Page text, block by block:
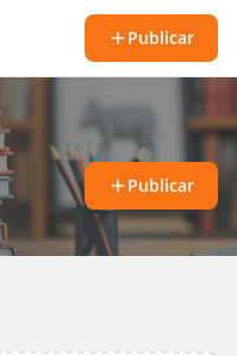
Publicar
Publicar